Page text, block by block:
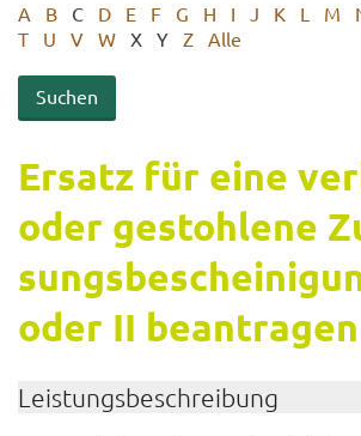
A B C D E F G H I J K L M
T
U V W X Y Z Alle
Er­satz für eine
oder ge­stoh­le­ne
oder II be­an­tra­gen
Leis­tungs­be­schrei­bung